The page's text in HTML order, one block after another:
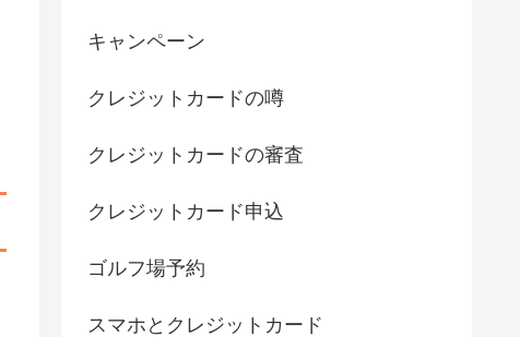
キャンペーン
クレジットカードの噂
クレジットカードの審査
クレジットカード申込
ゴルフ場予約
スマホとクレジットカード